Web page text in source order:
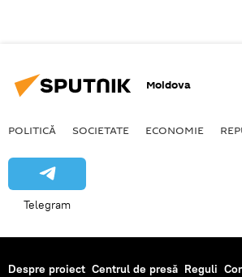
Moldova
POLITICĂ SOCIETATE ECONOMIE
Telegram
Despre proiect Centrul de presă Reguli